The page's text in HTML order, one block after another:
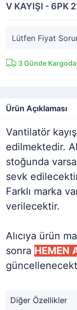
V KAYIŞI - 6PK
Lütfen Fiyat
3Günde Kargoda
Ürün Açıklaması
Vantilatör
edilmektedir.
stoğunda
sevk
Farklı marka
verilecektir.
Alıcıya ürün
sonra HEMEN
Diğer Özellikler